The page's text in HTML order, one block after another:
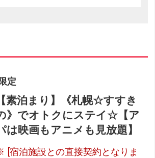
定
【素泊まり】《札幌☆すすき
》でオトクにステイ☆【ア
は映画もアニメも見放題】
[宿泊施設との直接契約となりま